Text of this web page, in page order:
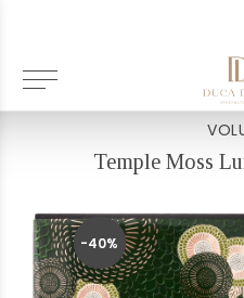
Terug
Temple Moss
-40%
-40%
-40%